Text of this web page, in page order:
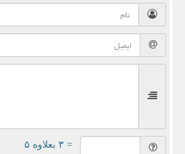
= ۳ بعلاوه ۵